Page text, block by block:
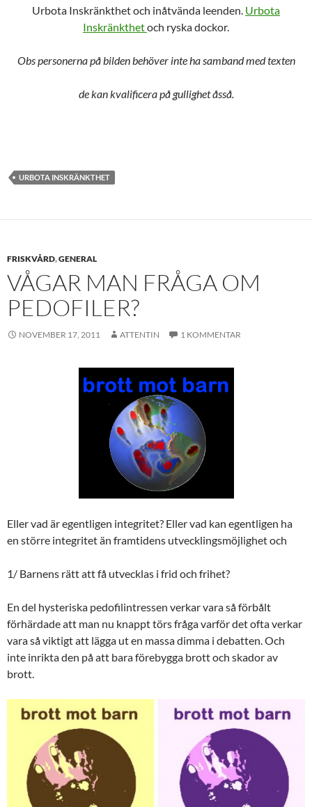
Urbota Inskränkthet och inåtvända leenden. Urbota
Inskränkthetoch ryska dockor.
Obs personerna på bilden behöver inte ha samband med texten
de kan kvalificera på gullighet åsså.
URBOTA INSKRÄNKTHET
FRISKVÅRD,GENERAL
VÅGAR MAN FRÅGA OM
PEDOFILER?
NOVEMBER 17, 2011 ATTENTIN 1 KOMMENTAR
Eller vad är egentligen integritet? Eller vad kan egentligen ha
en större integritet än framtidens utvecklingsmöjlighet och
1/ Barnens rätt att få utvecklas i frid och frihet?
En del hysteriska pedofilintressen verkar vara så förbålt
förhärdade att man nu knappt törs fråga varför det ofta verkar
vara så viktigt att lägga ut en massa dimma i debatten. Och
inte inrikta den på att bara förebygga brott och skador av
brott.